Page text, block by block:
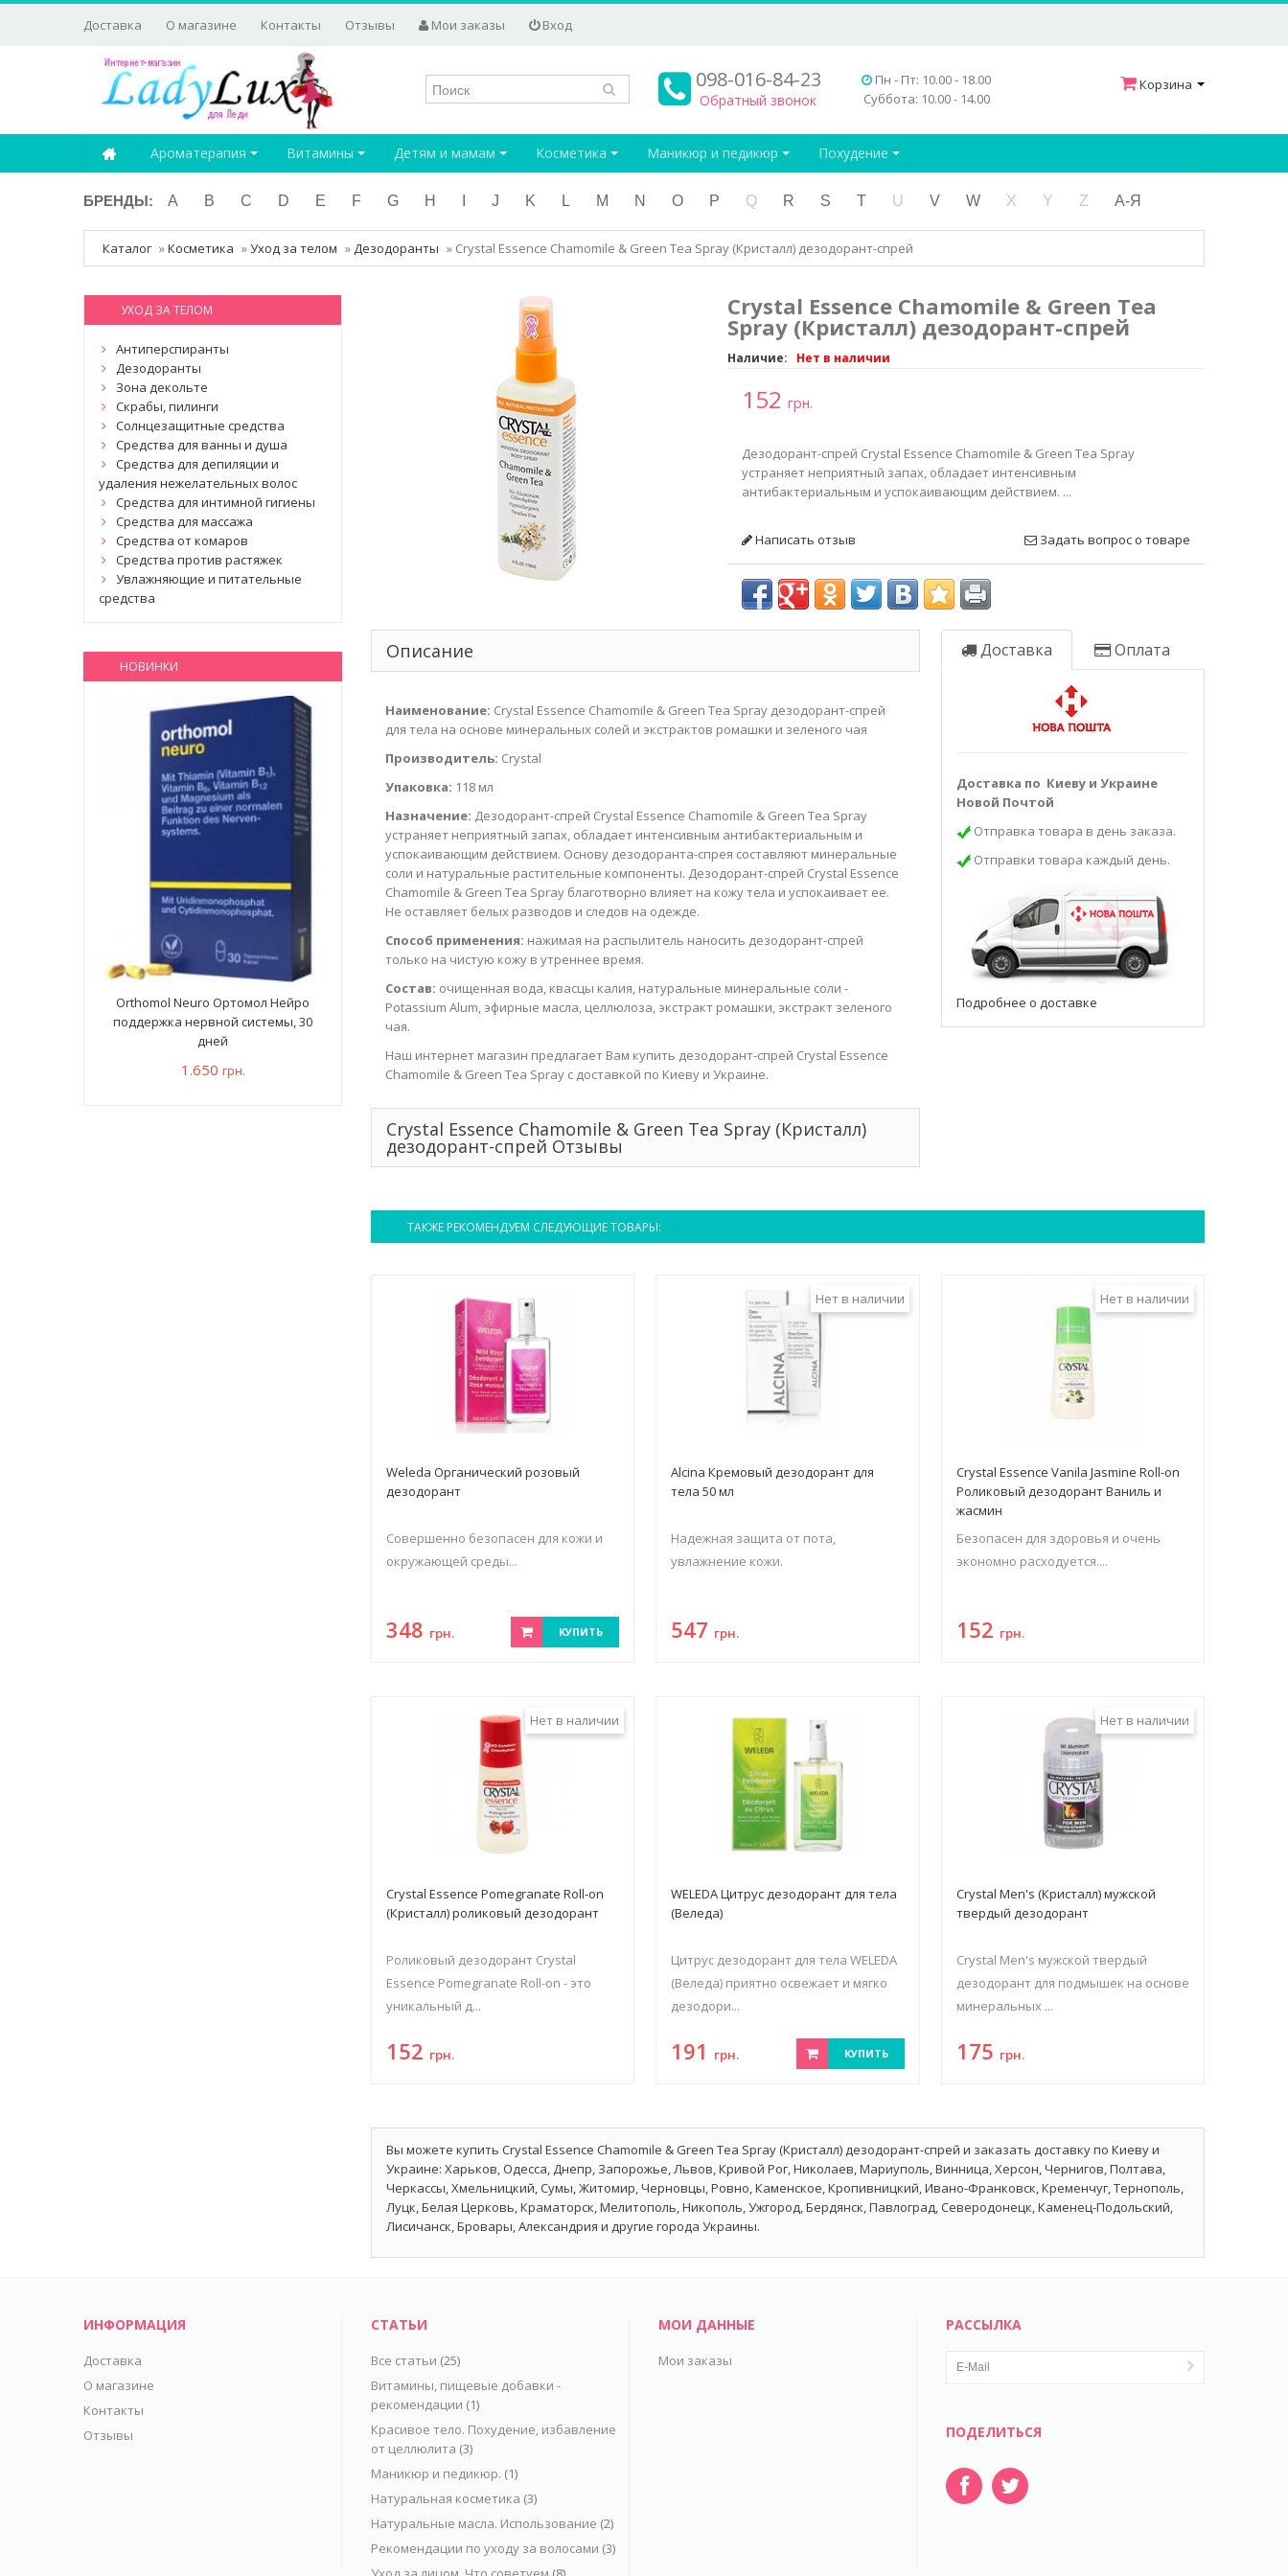
Доставка О магазине Контакты Отзывы Мои заказы Вход
098-016-84-23
Обратный звонок
Пн - Пт: 10.00 - 18.00
Суббота: 10.00 - 14.00
Корзина
Ароматерапия Витамины Детям и мамам Косметика Маникюр и педикюр Похудение
БРЕНДЫ: A B C D E F G H J K L M N O P Q R S T U V W X Y Z А-Я
Каталог »Косметика »Уход за телом »Дезодоранты » Crystal Essence Chamomile & Green Tea Spray (Кристалл) дезодорант-спрей
Crystal Essence Chamomile & Green Tea
Spray (Кристалл) дезодорант-спрей
Наличие: Нет в наличии
152 грн.
Дезодорант-спрей Crystal Essence Chamomile & Green Tea Spray
устраняет неприятный запах, обладает интенсивным
антибактериальным и успокаивающим действием. ...
Написать отзыв Задать вопрос о товаре
Описание
Наименование: Crystal Essence Chamomile & Green Tea Spray дезодорант-спрей
для тела на основе минеральных солей и экстрактов ромашки и зеленого чая
Производитель: Crystal
Упаковка: 118 мл
Назначение: Дезодорант-спрей Crystal Essence Chamomile & Green Tea Spray
устраняет неприятный запах, обладает интенсивным антибактериальным и
успокаивающим действием. Основу дезодоранта-спрея составляют минеральные
соли и натуральные растительные компоненты. Дезодорант-спрей Crystal Essence
Chamomile & Green Tea Spray благотворно влияет на кожу тела и успокаивает ее.
Не оставляет белых разводов и следов на одежде.
Способ применения: нажимая на распылитель наносить дезодорант-спрей
только на чистую кожу в утреннее время.
Состав: очищенная вода, квасцы калия, натуральные минеральные соли -
Potassium Alum, эфирные масла, целлюлоза, экстракт ромашки, экстракт зеленого
чая.
Наш интернет магазин предлагает Вам купить дезодорант-спрей Crystal Essence
Chamomile & Green Tea Spray с доставкой по Киеву и Украине.
Crystal Essence Chamomile & Green Tea Spray (Кристалл)
дезодорант-спрей Отзывы
Доставка Оплата
Доставка по Киеву и Украине
Новой Почтой
Отправка товара в день заказа.
Отправки товара каждый день.
Подробнее о доставке
ТАКЖЕ РЕКОМЕНДУЕМ СЛЕДУЮЩИЕ ТОВАРЫ:
Weleda Органический розовый
дезодорант
Совершенно безопасен для кожи и
окружающей среды...
348 грн. КУПИТЬ
Нет в наличии
Alcina Кремовый дезодорант для
тела 50 мл
Надежная защита от пота,
увлажнение кожи.
547 грн.
Нет в наличии
Crystal Essence Vanila Jasmine Roll-on
Роликовый дезодорант Ваниль и
жасмин
Безопасен для здоровья и очень
экономно расходуется....
152 грн.
Нет в наличии
Crystal Essence Pomegranate Roll-on
(Кристалл) роликовый дезодорант
Роликовый дезодорант Crystal
Essence Pomegranate Roll-on - это
уникальный д...
152 грн.
WELEDA Цитрус дезодорант для тела
(Веледа)
Цитрус дезодорант для тела WELEDA
(Веледа) приятно освежает и мягко
дезодори...
191 грн. КУПИТЬ
Нет в наличии
Crystal Men's (Кристалл) мужской
твердый дезодорант
Crystal Men's мужской твердый
дезодорант для подмышек на основе
минеральных ...
175 грн.
Вы можете купить Crystal Essence Chamomile & Green Tea Spray (Кристалл) дезодорант-спрей и заказать доставку по Киеву и
Украине: Харьков, Одесса, Днепр, Запорожье, Львов, Кривой Рог, Николаев, Мариуполь, Винница, Херсон, Чернигов, Полтава,
Черкассы, Хмельницкий, Сумы, Житомир, Черновцы, Ровно, Каменское, Кропивницкий, Ивано-Франковск, Кременчуг, Тернополь,
Луцк, Белая Церковь, Краматорск, Мелитополь, Никополь, Ужгород, Бердянск, Павлоград, Северодонецк, Каменец-Подольский,
Лисичанск, Бровары, Александрия и другие города Украины.
УХОД ЗА ТЕЛОМ
Антиперспиранты
Дезодоранты
Зона декольте
Скрабы, пилинги
Солнцезащитные средства
Средства для ванны и душа
Средства для депиляции и
удаления нежелательных волос
Средства для интимной гигиены
Средства для массажа
Средства от комаров
Средства против растяжек
Увлажняющие и питательные
средства
НОВИНКИ
Orthomol Neuro Ортомол Нейро
поддержка нервной системы, 30
дней
1.650 грн.
ИНФОРМАЦИЯ
Доставка
О магазине
Контакты
Отзывы
СТАТЬИ
Все статьи (25)
Витамины, пищевые добавки -
рекомендации (1)
Красивое тело. Похудение, избавление
от целлюлита (3)
Маникюр и педикюр. (1)
Натуральная косметика (3)
Натуральные масла. Использование (2)
Рекомендации по уходу за волосами (3)
МОИ ДАННЫЕ
Мои заказы
РАССЫЛКА
ПОДЕЛИТЬСЯ